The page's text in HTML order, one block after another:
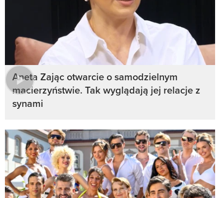
Aneta Zając otwarcie o samodzielnym
macierzyństwie. Tak wyglądają jej relacje z
synami